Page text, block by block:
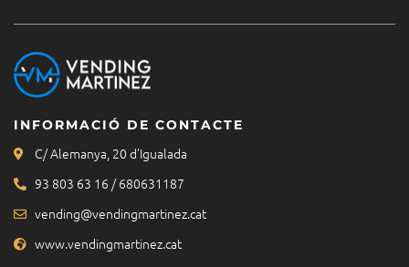
INFORMACIÓ DE CONTACTE
C/ Alemanya, 20 d'Igualada
93 803 63 16 / 680631187
vending@vendingmartinez.cat
www.vendingmartinez.cat